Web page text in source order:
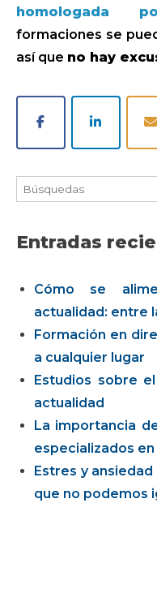
homologada
formaciones se
así que no hay
Entradas
Cómo se
actualidad: entre
Formación en
a cualquier lugar
Estudios sobre
actualidad
La importancia
especializados
Estres y
que no podemos